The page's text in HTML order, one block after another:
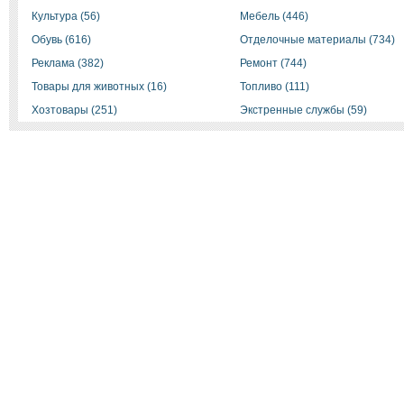
Культура (56)
Мебель (446)
Обувь (616)
Отделочные материалы (734)
Реклама (382)
Ремонт (744)
Товары для животных (16)
Топливо (111)
Хозтовары (251)
Экстренные службы (59)